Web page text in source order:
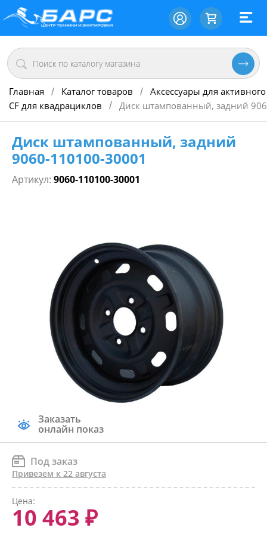
Главная / Каталог товаров / Аксессуары для
CF для квадрациклов
/ Диск штампованный, задний
Диск штампованный, задний
9060-110100-30001
Артикул: 9060-110100-30001
Заказать
онлайн показ
Под заказ
Привезем к 22 августа
Цена:
10 463 ₽